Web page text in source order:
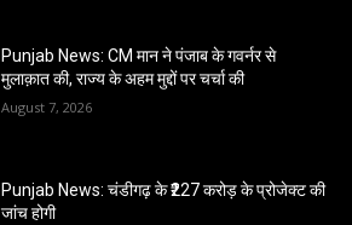
Punjab News: CM मान ने पंजाब के गवर्नर से
मुलाक़ात की, राज्य के अहम मुद्दों पर चर्चा की
August 7, 2026
Punjab News: चंडीगढ़ के ₹227 करोड़ के प्रोजेक्ट की
जांच होगी